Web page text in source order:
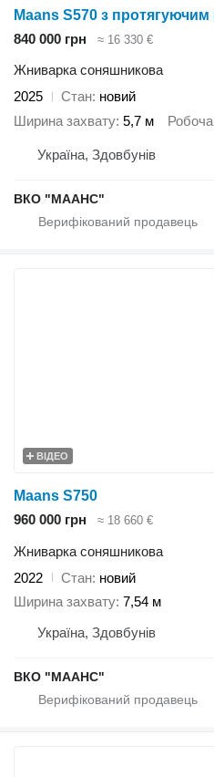
Maans S570 з
840 000 грн
≈ 16 330 €
Жниварка соняшникова
2025
Стан новий
Ширина захвату 5,7 м
Україна, Здовбунів
ВКО "МААНС"
ВІДЕО
Maans S750
960 000 грн
≈ 18 660 €
Жниварка соняшникова
2022
Стан новий
Ширина захвату 7,54 м
Україна, Здовбунів
ВКО "МААНС"